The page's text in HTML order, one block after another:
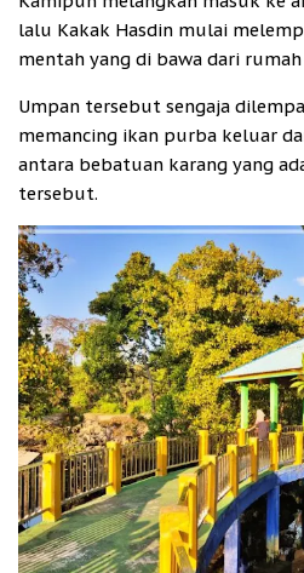
lalu Kakak Hasdin mulai
mentah yang di bawa dari rumah
Umpan tersebut sengaja
memancing ikan purba keluar
antara bebatuan karang yang
tersebut.